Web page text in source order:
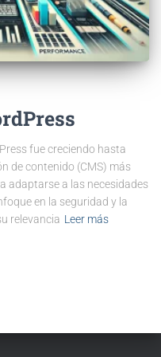
fue creciendo hasta
de contenido (CMS) más
adaptarse a las necesidades
en la seguridad y la
relevancia Leer más